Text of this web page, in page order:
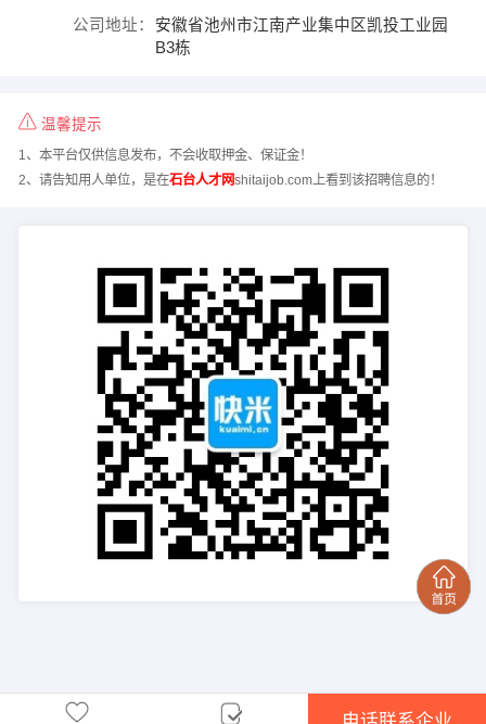
公司地址：
安徽省池州市江南产业集中区凯投工业园
B3栋
温馨提示
1、本平台仅供信息发布，不会收取押金、保证金！
2、请告知用人单位，是在石台人才网shitaijob.com上看到该招聘信息的！